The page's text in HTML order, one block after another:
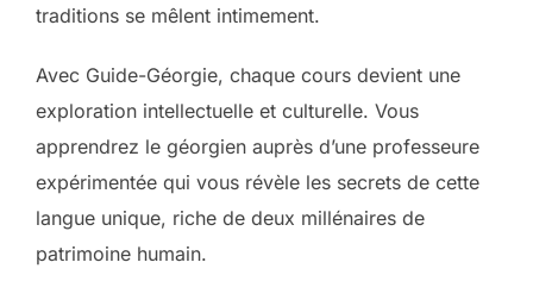
traditions se mêlent intimement.
Avec Guide-Géorgie, chaque cours devient une
exploration intellectuelle et culturelle. Vous
apprendrez le géorgien auprès d’une professeure
expérimentée qui vous révèle les secrets de cette
langue unique, riche de deux millénaires de
patrimoine humain.